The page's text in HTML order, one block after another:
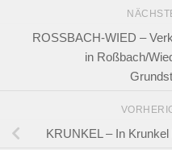
ROSSBACH-WIED –
in Roßbach/
KRUNKEL – In